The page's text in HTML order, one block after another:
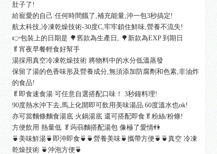
肚子了!
給寵愛的自己:任何時間餓了,補充能量,沖一包3秒搞定!
航太科技,冷凍乾燥技術-30度C,牢牢鎖住鮮味,營養不流失!
👉包裝上的日期是 🌳舊款為生產日, 🌳新款為EXP 到期日
🥬宵夜早餐輕食好幫手
湯採用真空冷凍乾燥技術 將物料中的水分低溫蒸發
保留了湯的色香味形及營養成分,無須添加防腐劑和色素,非油炸
的食品!
🥬即食速食湯 可任意自選搭配口味！ 3秒鐘料理!
90度熱水沖下去,馬上化開即可飲用美味湯品.60度溫水也ok!
亦可當麵條麵食湯底 火鍋湯底 還可搭配即食🥬粉絲/粉條!
方便飲用 熱量低 🥬蒟蒻麵搭配湯包 像極了愛情👫
🍵美味鮮湯🍵即沖即食🍵🍵營養美味🍵攜帶方便🍵🍵真空 冷凍
乾燥技術 🍵沖泡方便🍵